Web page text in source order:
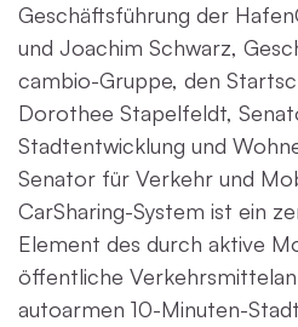
Geschäftsführung der
und Joachim Schwarz,
cambio-Gruppe, den
Dorothee Stapelfeldt,
Stadtentwicklung und
Senator für Verkehr und
CarSharing-System ist ein
Element des durch aktive
öffentliche
autoarmen 10-Minuten-